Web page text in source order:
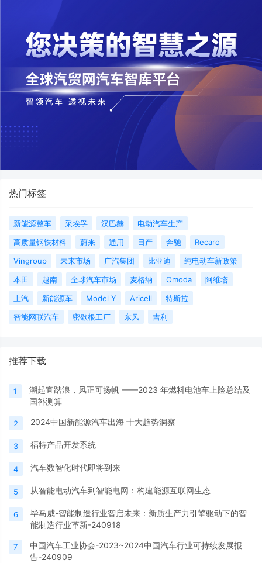
热门标签
新能源整车 采埃孚 汉巴赫
电动汽车生产
高质量钢铁材料
蔚来 通用 日产 奔驰
Recaro
Vingroup
未来市场 广汽集团 比亚迪
纯电动车新政策
本田
越南 全球汽车市场 麦格纳 Omoda
阿维塔
上汽
新能源车 Model Y Aricell
特斯拉
智能网联汽车
密歇根工厂 东风 吉利
推荐下载
1
潮起宜踏浪，风正可扬帆 ——2023 年燃料电池车上险总结及
国补测算
2 2024中国新能源汽车出海 十大趋势洞察
3 福特产品开发系统
4 汽车数智化时代即将到来
5 从智能电动汽车到智能电网：构建能源互联网生态
6
毕马威-智能制造行业智启未来：新质生产力引擎驱动下的智
能制造行业革新-240918
7
中国汽车工业协会-2023~2024中国汽车行业可持续发展报
告-240909